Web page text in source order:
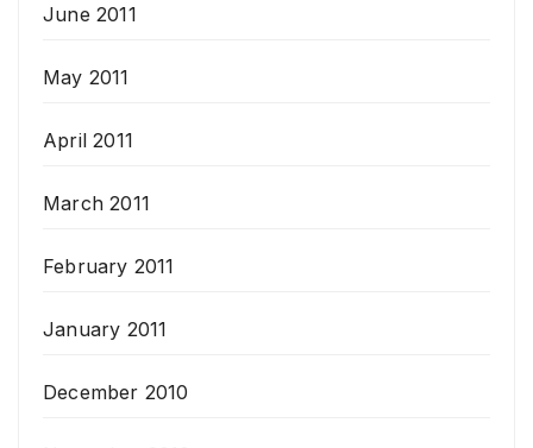
June 2011
May 2011
April 2011
March 2011
February 2011
January 2011
December 2010